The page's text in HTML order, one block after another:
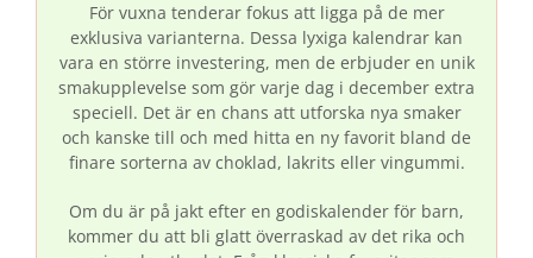
För vuxna tenderar fokus att ligga på de mer
exklusiva varianterna. Dessa lyxiga kalendrar kan
vara en större investering, men de erbjuder en unik
smakupplevelse som gör varje dag i december extra
speciell. Det är en chans att utforska nya smaker
och kanske till och med hitta en ny favorit bland de
finare sorterna av choklad, lakrits eller vingummi.
Om du är på jakt efter en godiskalender för barn,
kommer du att bli glatt överraskad av det rika och